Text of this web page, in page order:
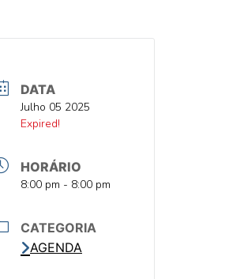
DATA
DATAJulho 05 2025
DATAExpired!
HORÁRIO
HORA
8:00 pm - 8:00 pm
CATEGORIA
AGENDA